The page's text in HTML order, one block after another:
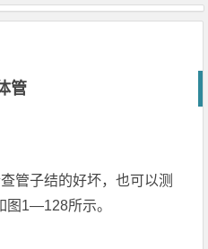
管
管子结的好坏，也可以测
图1—128所示。